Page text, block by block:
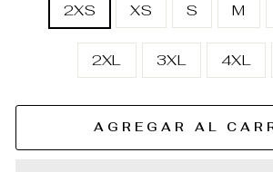
2XS XS S M
2XL 3XL 4XL
AGREGAR AL